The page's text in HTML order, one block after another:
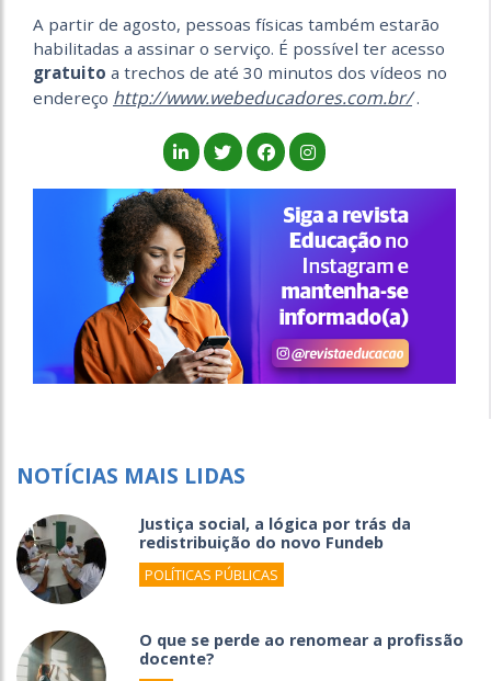
A partir de agosto, pessoas físicas também estarão
habilitadas a assinar o serviço. É possível ter acesso
gratuito a trechos de até 30 minutos dos vídeos no
endereço http://www.webeducadores.com.br/.
NOTÍCIAS MAIS LIDAS
Justiça social, a lógica por trás da
redistribuição do novo Fundeb
POLÍTICAS PÚBLICAS
O que se perde ao renomear a profissão
docente?